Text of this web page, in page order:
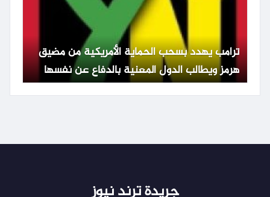
ترامب يهدد بسحب الحماية الأمريكية من مضيق
هرمز ويطالب الدول المعنية بالدفاع عن نفسها
جريدة ترند نيوز